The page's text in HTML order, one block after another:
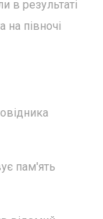
результаті
на півночі
пам'ять